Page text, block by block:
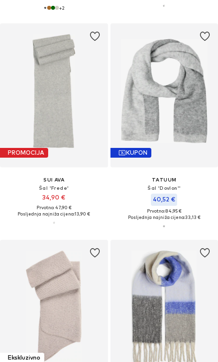
+2
PROMOCIJA
SUI AVA
Šal 'Frede'
34,90 €
Prvotno: 47,90 €
Posljednja najniža cijena:13,90 €
KUPON
TATUUM
Šal 'Dovlon''
40,52 €
Prvotno: 84,95 €
Posljednja najniža cijena:33,13 €
Ekskluzivno